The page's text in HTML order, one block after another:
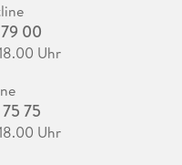
00
Uhr
75
Uhr